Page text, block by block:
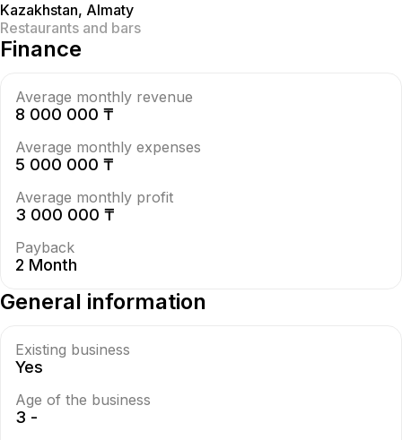
Kazakhstan, Almaty
Restaurants and bars
Finance
Average monthly revenue
8 000 000 ₸
Average monthly expenses
5 000 000 ₸
Average monthly profit
3 000 000 ₸
Payback
2 Month
General information
Existing business
Yes
Age of the business
3 -